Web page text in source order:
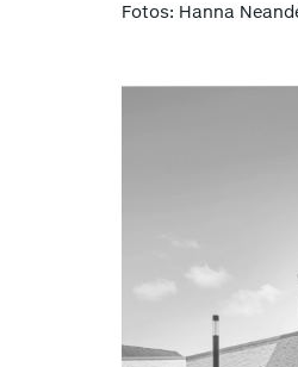
Fotos: Hanna